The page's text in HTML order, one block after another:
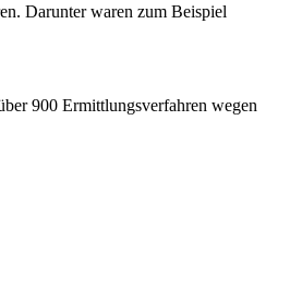
Darunter waren zum Beispiel
900 Ermittlungsverfahren wegen